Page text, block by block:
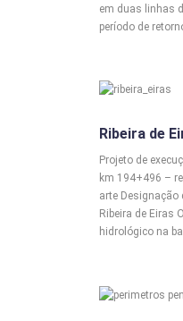
em duas linhas
período de
Ribeira de
Projeto de
km 194+496 –
arte
Ribeira de Eiras
hidrológico na